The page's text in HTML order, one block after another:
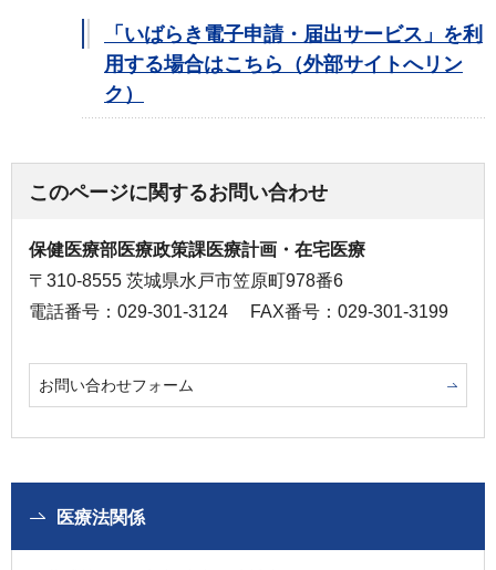
「いばらき電子申請・届出サービス」を利
用する場合はこちら（外部サイトへリン
ク）
このページに関するお問い合わせ
保健医療部医療政策課医療計画・在宅医療
〒310-8555 茨城県水戸市笠原町978番6
電話番号：029-301-3124
FAX番号：029-301-3199
お問い合わせフォーム
医療法関係